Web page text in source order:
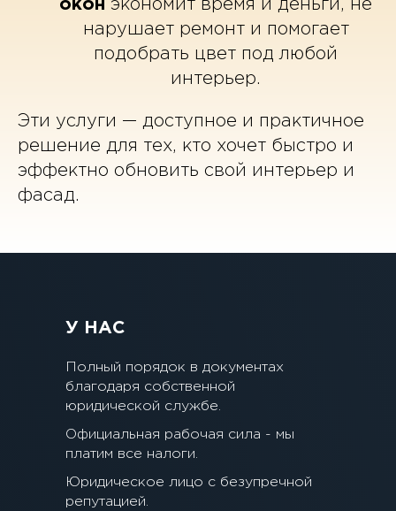
окон экономит время и деньги, не
нарушает ремонт и помогает
подобрать цвет под любой
интерьер.
Эти услуги — доступное и практичное
решение для тех, кто хочет быстро и
эффектно обновить свой интерьер и
фасад.
У НАС
Полный порядок в документах
благодаря собственной
юридической службе.
Официальная рабочая сила - мы
платим все налоги.
Юридическое лицо с безупречной
репутацией.